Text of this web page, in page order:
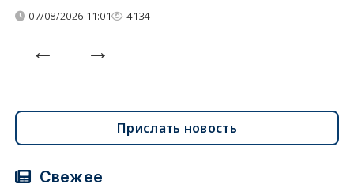
07/08/2026 11:01 4134
Прислать новость
Свежее